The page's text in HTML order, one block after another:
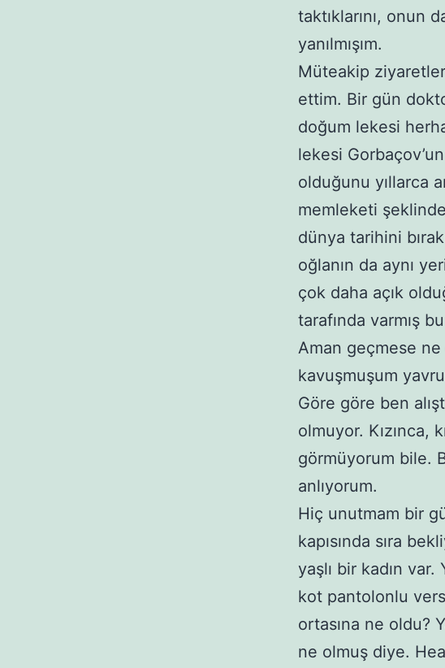
taktıklarını, onun
yanılmışım.
Müteakip
ettim. Bir gün
doğum lekesi
lekesi
olduğunu yıllarca
memleketi şeklinde
dünya tarihini
oğlanın da aynı
çok daha açık
tarafında varmış
Aman geçmese ne
kavuşmuşum
Göre göre ben
olmuyor. Kızınca,
görmüyorum bile.
anlıyorum.
Hiç unutmam bir
kapısında sıra
yaşlı bir kadın var.
kot pantolonlu
ortasına ne oldu?
ne olmuş diye.